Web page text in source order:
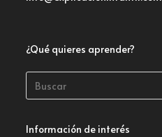
¿Qué quieres aprender?
Información de interés